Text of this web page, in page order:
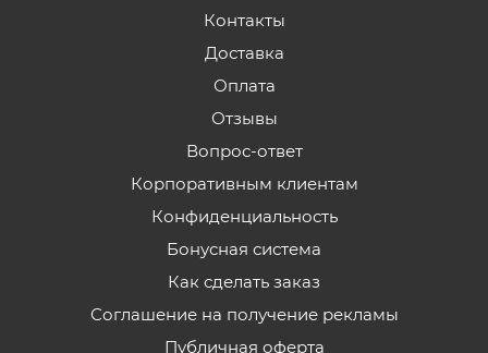
Контакты
Доставка
Оплата
Отзывы
Вопрос-ответ
Корпоративным клиентам
Конфиденциальность
Бонусная система
Как сделать заказ
Соглашение на получение рекламы
Публичная оферта